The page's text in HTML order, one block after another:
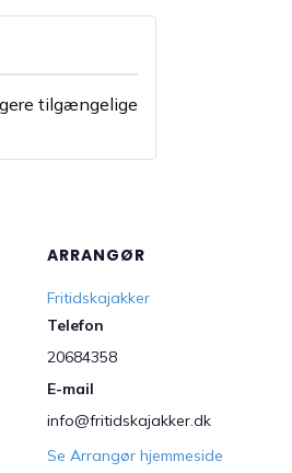
ARRANGØR
Fritidskajakker
Telefon
20684358
E-mail
info@fritidskajakker.dk
Se Arrangør hjemmeside
tilgængelige